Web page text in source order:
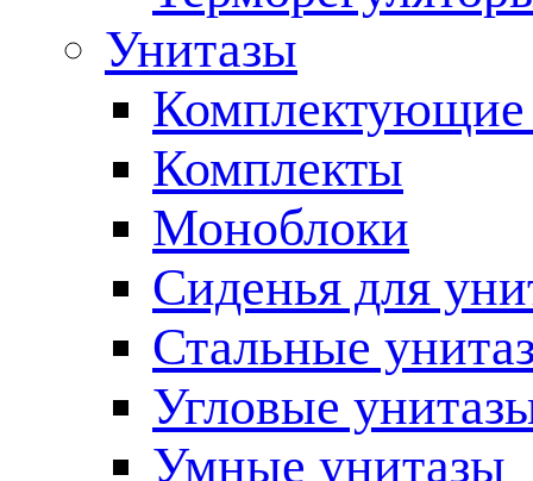
Унитазы
Комплектующие
Комплекты
Моноблоки
Сиденья для
Стальные
Угловые
Умные унитазы